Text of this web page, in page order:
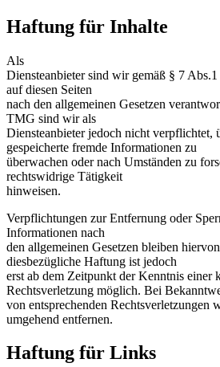
Haftung für Inhalte
Als
Diensteanbieter sind wir gemäß § 7
auf diesen Seiten
nach den allgemeinen Gesetzen
TMG sind wir als
Diensteanbieter jedoch nicht verpflichtet,
gespeicherte fremde Informationen zu
überwachen oder nach Umständen zu
rechtswidrige Tätigkeit
hinweisen.
Verpflichtungen zur Entfernung oder
Informationen nach
den allgemeinen Gesetzen bleiben
diesbezügliche Haftung ist jedoch
erst ab dem Zeitpunkt der Kenntnis einer
Rechtsverletzung möglich. Bei
von entsprechenden Rechtsverletzungen
umgehend entfernen.
Haftung für Links